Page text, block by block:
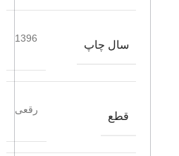
سال چاپ
1396
قطع
رقعی